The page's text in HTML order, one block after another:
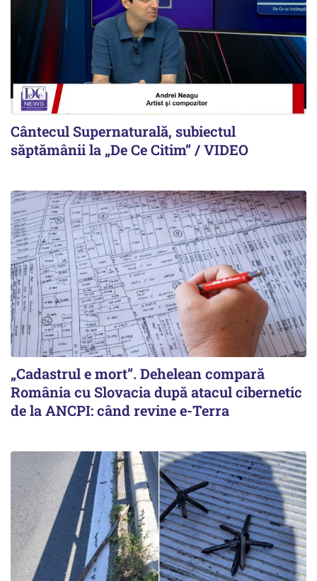
Cântecul Supernaturală, subiectul
săptămânii la „De Ce Citim” / VIDEO
„Cadastrul e mort”. Dehelean compară
România cu Slovacia după atacul cibernetic
de la ANCPI: când revine e-Terra